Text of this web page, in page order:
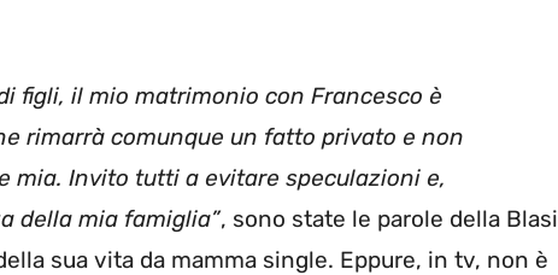
figli, il mio matrimonio con Francesco è
rimarrà comunque un fatto privato e non
mia. Invito tutti a evitare speculazioni e,
della mia famiglia”, sono state le parole della Blasi
sua vita da mamma single. Eppure, in tv, non è